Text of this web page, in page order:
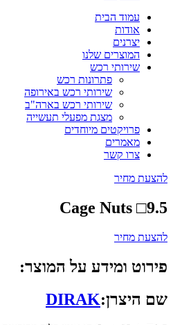
עמוד הבית
אודות
יצרנים
המוצרים שלנו
שירותי רכש
פתרונות רכש
שירותי רכש באירופה
שירותי רכש בארה"ב
מצגת מפעלי תעשייה
פרויקטים מיוחדים
מאמרים
צרו קשר
להצעת מחיר
Cage Nuts □9.5
להצעת מחיר
פירוט ומידע על המוצר:
שם היצרן:DIRAK